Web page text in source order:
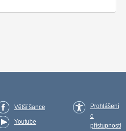
Větší šance
Youtube
Prohlášení
o
přístupnosti